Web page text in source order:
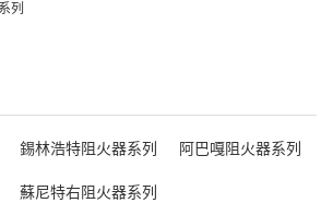
列
錫林浩特阻火器系列 阿巴嘎阻火器系列
蘇尼特右阻火器系列